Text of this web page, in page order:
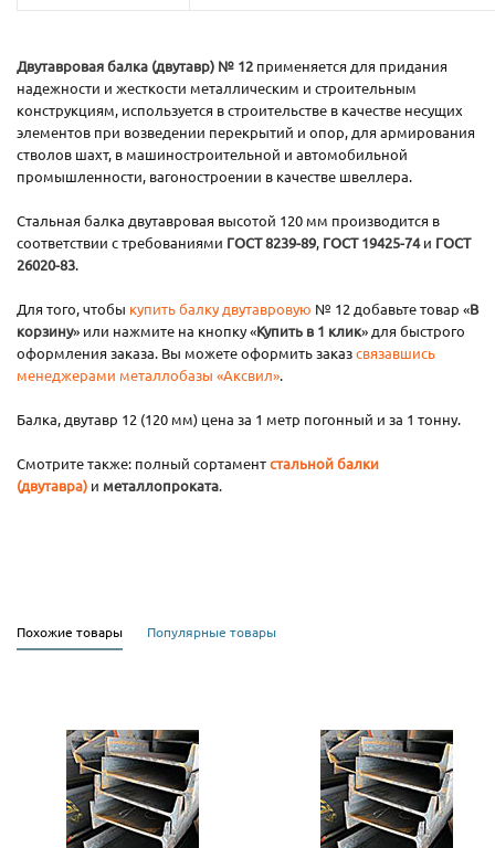
Двутавровая балка (двутавр) № 12 применяется для придания
надежности и жесткости металлическим и строительным
конструкциям, используется в строительстве в качестве несущих
элементов при возведении перекрытий и опор, для армирования
стволов шахт, в машиностроительной и автомобильной
промышленности, вагоностроении в качестве швеллера.
Стальная балка двутавровая высотой 120 мм производится в
соответствии с требованиями ГОСТ 8239-89, ГОСТ 19425-74и ГОСТ
26020-83.
Для того, чтобы купить балку двутавровую № 12 добавьте товар «В
корзину» или нажмите на кнопку «Купить в 1 клик» для быстрого
оформления заказа. Вы можете оформить заказсвязавшись
менеджерами металлобазы «Аксвил».
Балка, двутавр 12 (120 мм) цена за 1 метр погонный и за 1 тонну.
Смотрите также: полный сортаментстальной балки
(двутавра) и металлопроката.
Похожие товары Популярные товары